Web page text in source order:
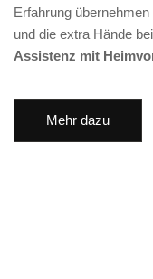
Erfahrung
und die extra Hände
Assistenz mit
Mehr dazu